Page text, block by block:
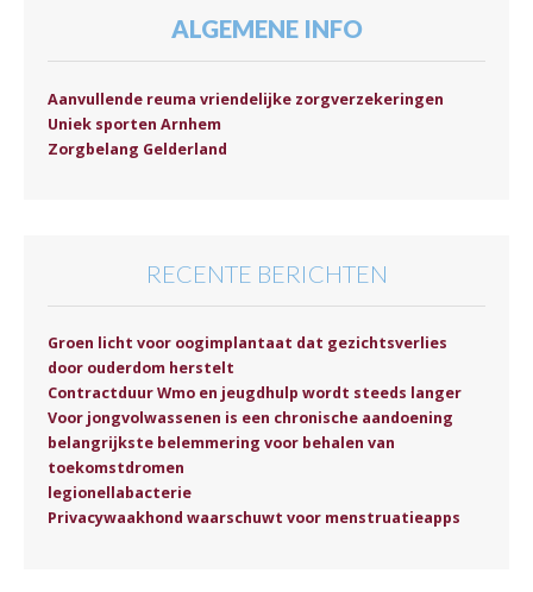
ALGEMENE INFO
Aanvullende reuma vriendelijke zorgverzekeringen
Uniek sporten Arnhem
Zorgbelang Gelderland
RECENTE BERICHTEN
Groen licht voor oogimplantaat dat gezichtsverlies
door ouderdom herstelt
Contractduur Wmo en jeugdhulp wordt steeds langer
Voor jongvolwassenen is een chronische aandoening
belangrijkste belemmering voor behalen van
toekomstdromen
legionellabacterie
Privacywaakhond waarschuwt voor menstruatieapps